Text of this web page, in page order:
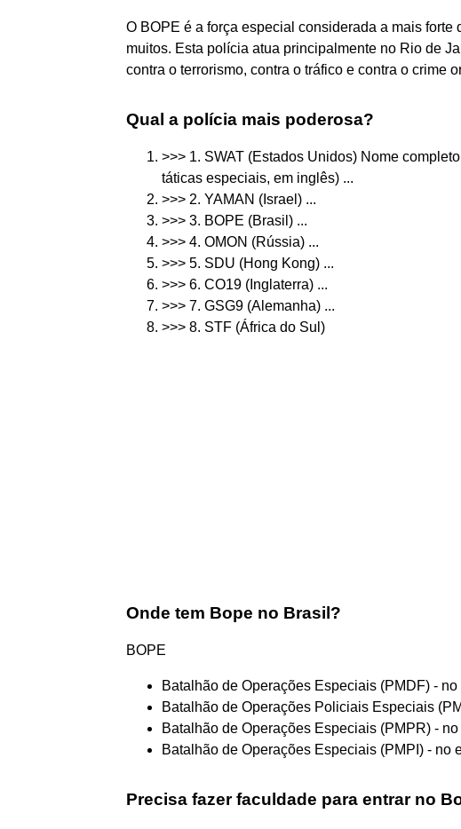
O BOPE é a força especial considerada a mais
muitos. Esta polícia atua principalmente no Rio de
contra o terrorismo, contra o tráfico e contra o crime
Qual a polícia mais poderosa?
>>> 1. SWAT (Estados Unidos) Nome
táticas especiais, em inglês) ...
>>> 2. YAMAN (Israel) ...
>>> 3. BOPE (Brasil) ...
>>> 4. OMON (Rússia) ...
>>> 5. SDU (Hong Kong) ...
>>> 6. CO19 (Inglaterra) ...
>>> 7. GSG9 (Alemanha) ...
>>> 8. STF (África do Sul)
Onde tem Bope no Brasil?
BOPE
Batalhão de Operações Especiais (PMDF) -
Batalhão de Operações Policiais Especiais
Batalhão de Operações Especiais (PMPR) -
Batalhão de Operações Especiais (PMPI) - no
Precisa fazer faculdade para entrar no